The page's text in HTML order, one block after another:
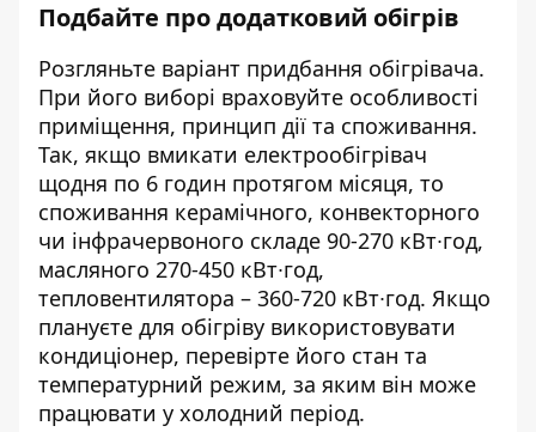
Подбайте про додатковий обігрів
Розгляньте варіант придбання обігрівача.
При його виборі враховуйте особливості
приміщення, принцип дії та споживання.
Так, якщо вмикати електрообігрівач
щодня по 6 годин протягом місяця, то
споживання керамічного, конвекторного
чи інфрачервоного складе 90-270 кВт∙год,
масляного 270-450 кВт∙год,
тепловентилятора – 360-720 кВт∙год. Якщо
плануєте для обігріву використовувати
кондиціонер, перевірте його стан та
температурний режим, за яким він може
працювати у холодний період.